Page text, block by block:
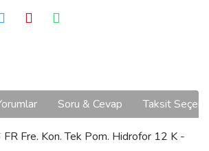
Soru & Cevap Taksit
Fre. Kon. Tek Pom. Hidrofor 12 K -